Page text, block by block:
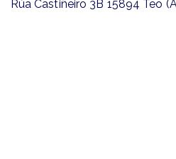
Rúa Castiñeiro 3B 15894 Teo